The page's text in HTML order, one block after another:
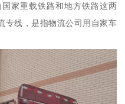
家重载铁路和地方铁路这两
专线，是指物流公司用自家车